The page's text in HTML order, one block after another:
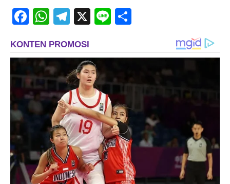
FacebookWhatsAppTelegram
X Line